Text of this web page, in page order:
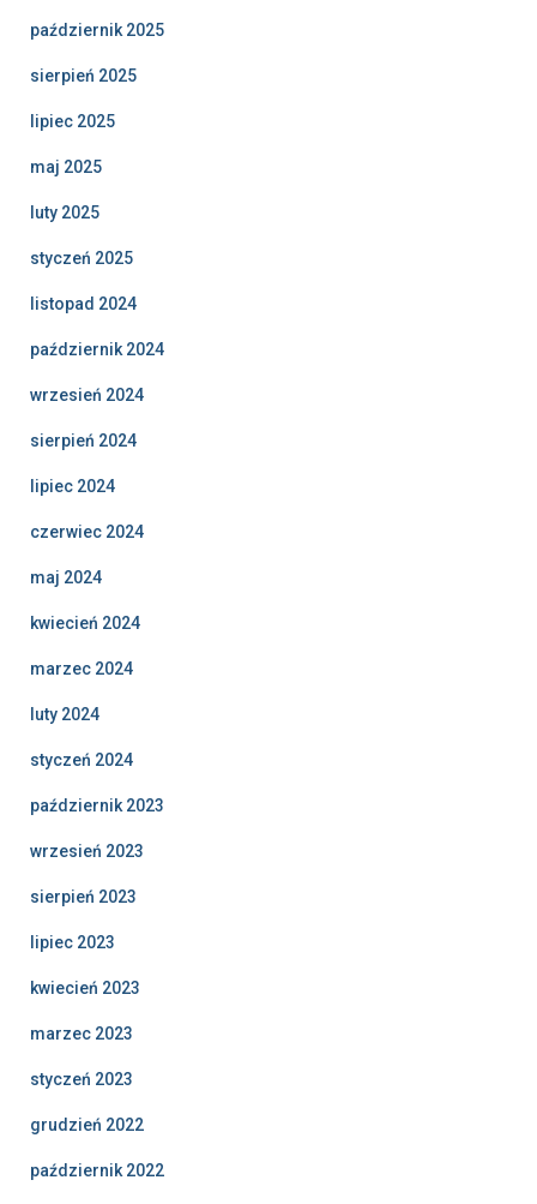
październik 2025
sierpień 2025
lipiec 2025
maj 2025
luty 2025
styczeń 2025
listopad 2024
październik 2024
wrzesień 2024
sierpień 2024
lipiec 2024
czerwiec 2024
maj 2024
kwiecień 2024
marzec 2024
luty 2024
styczeń 2024
październik 2023
wrzesień 2023
sierpień 2023
lipiec 2023
kwiecień 2023
marzec 2023
styczeń 2023
grudzień 2022
październik 2022